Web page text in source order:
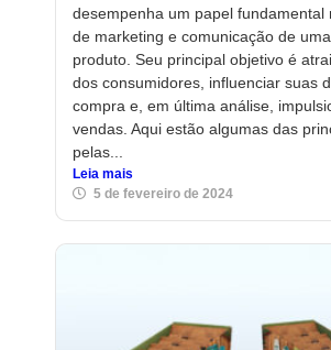
desempenha um papel fundamental
de marketing e comunicação de
produto. Seu principal objetivo é
dos consumidores, influenciar suas
compra e, em última análise,
vendas. Aqui estão algumas das
pelas...
Leia mais
5 de fevereiro de 2024